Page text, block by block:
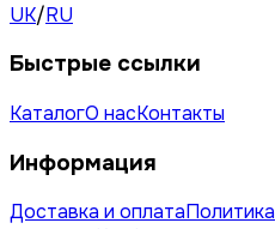
UK/RU
Быстрые ссылки
КаталогО насКонтакты
Информация
Доставка и оплатаПолитика